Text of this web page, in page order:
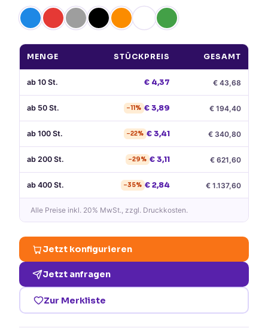
MENGE STÜCKPREIS GESAMT
ab 10 St. € 4,37 € 43,68
ab 50 St. −11% €3,89 € 194,40
ab 100 St. −22% €3,41 € 340,80
ab 200 St. −29% €3,11 € 621,60
ab 400 St. −35% €2,84 € 1.137,60
Alle Preise inkl. 20% MwSt., zzgl. Druckkosten.
Jetzt konfigurieren
Jetzt anfragen
Zur Merkliste